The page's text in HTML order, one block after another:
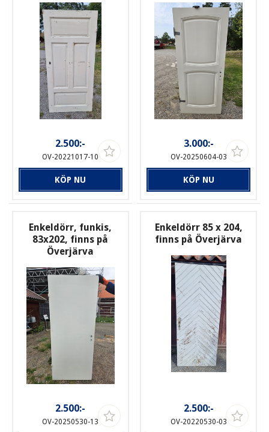
2.500:-
OV-20221017-10
KÖP NU
3.000:-
OV-20250604-03
KÖP NU
Enkeldörr, funkis,
83x202, finns på
Överjärva
2.500:-
OV-20250530-13
Enkeldörr 85 x 204,
finns på Överjärva
2.500:-
OV-20220530-03